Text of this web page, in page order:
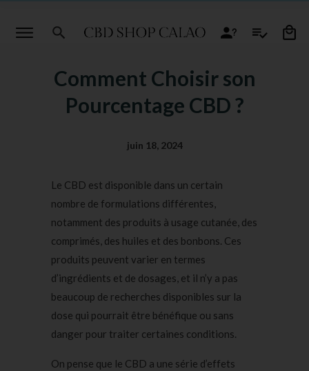
Comment Choisir son
Pourcentage CBD ?
juin 18, 2024
Le CBD est disponible dans un certain
nombre de formulations différentes,
notamment des produits à usage cutanée, des
comprimés, des huiles et des bonbons. Ces
produits peuvent varier en termes
d’ingrédients et de dosages, et il n’y a pas
beaucoup de recherches disponibles sur la
dose qui pourrait être bénéfique ou sans
danger pour traiter certaines conditions.
On pense que le CBD a une série d’effets